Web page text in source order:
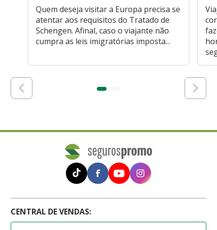
Quem deseja visitar a Europa precisa se
atentar aos requisitos do Tratado de
Schengen. Afinal, caso o viajante não
cumpra as leis imigratórias imposta...
CENTRAL DE VENDAS: